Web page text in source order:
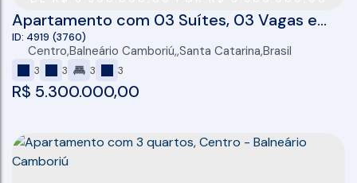
Apartamento com 03 Suítes, 03 Vagas e
167M² no Parigi Residenza em Balneário
Camboriú
R$ 5.300.000,00
4919 (3760)
Centro,Balneário Camboriú ,Santa Catarina,Brasil
3 3 3 3